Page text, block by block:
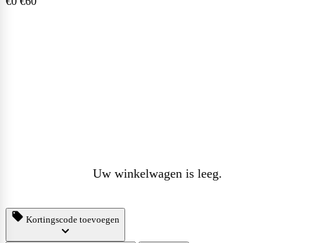
Uw winkelwagen is leeg.
Kortingscode toevoegen